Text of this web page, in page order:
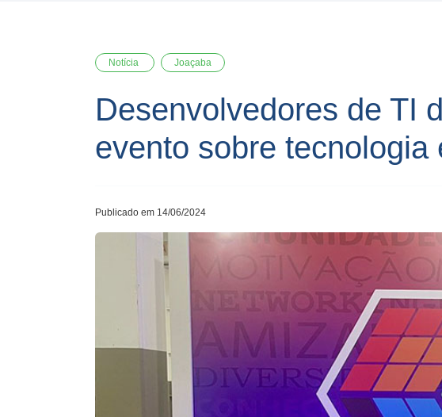
Notícia Joaçaba
Desenvolvedores de TI
evento sobre tecnologia
Publicado em 14/06/2024